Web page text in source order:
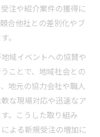
注や紹介案件の獲得に
合他社との差別化やブ
。
域イベントへの協賛や
ことで、地域社会との
地元の協力会社や職人
な現場対応や迅速なア
。こうした取り組み
よる新規受注の増加に